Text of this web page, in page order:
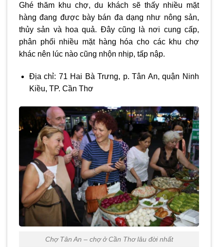
Ghé thăm khu chợ, du khách sẽ thấy nhiều mặt
hàng đang được bày bán đa dạng như nông sản,
thủy sản và hoa quả. Đây cũng là nơi cung cấp,
phân phối nhiều mặt hàng hóa cho các khu chợ
khác nên lúc nào cũng nhộn nhịp, tấp nập.
Địa chỉ: 71 Hai Bà Trưng, p. Tân An, quận Ninh
Kiều, TP. Cần Thơ
Chợ Tân An – chợ ở Cần Thơ lâu đời nhất